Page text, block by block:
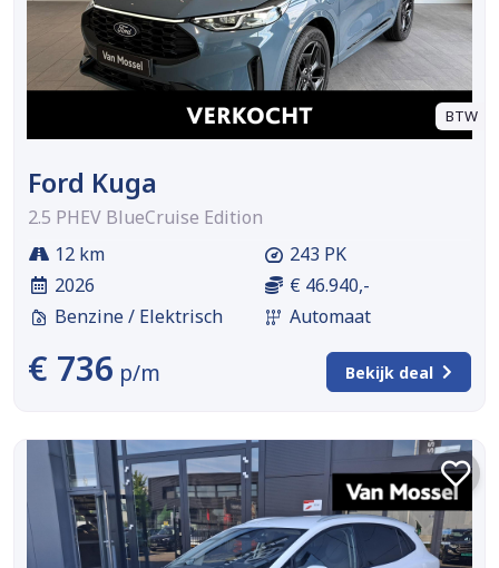
BTW
Ford Kuga
2.5 PHEV BlueCruise Edition
12 km
2026
Benzine / Elektrisch
243 PK
€ 46.940,-
Automaat
€ 736 p/m Bekijk deal